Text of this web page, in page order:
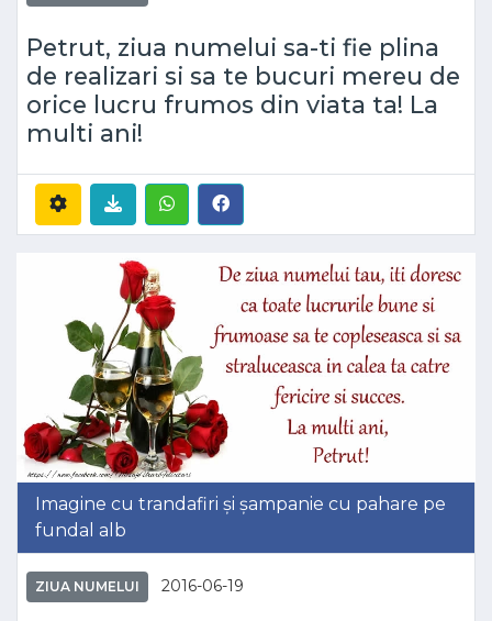
Petrut, ziua numelui sa-ti fie plina
de realizari si sa te bucuri mereu de
orice lucru frumos din viata ta! La
multi ani!
Imagine cu trandafiri și șampanie cu pahare pe
fundal alb
ZIUA NUMELUI 2016-06-19